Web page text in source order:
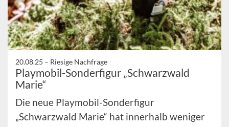
20.08.25 – Riesige Nachfrage
Playmobil-Sonderfigur „Schwarzwald
Marie“
Die neue Playmobil-Sonderfigur
„Schwarzwald Marie“ hat innerhalb weniger